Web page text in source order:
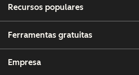
Recursos populares
Ferramentas gratuitas
Empresa